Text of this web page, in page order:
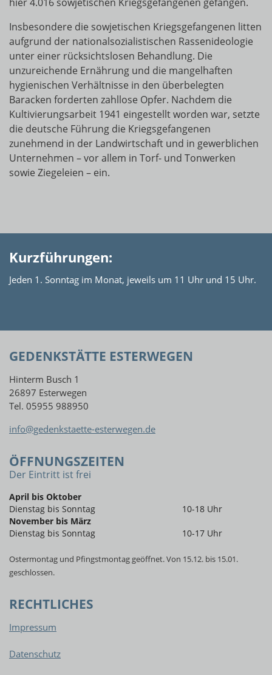
Insbesondere die sowjetischen Kriegsgefangenen litten
aufgrund der nationalsozialistischen Rassenideologie
unter einer rücksichtslosen Behandlung. Die
unzureichende Ernährung und die mangelhaften
hygienischen Verhältnisse in den überbelegten
Baracken forderten zahllose Opfer. Nachdem die
Kultivierungsarbeit 1941 eingestellt worden war, setzte
die deutsche Führung die Kriegsgefangenen
zunehmend in der Landwirtschaft und in gewerblichen
Unternehmen – vor allem in Torf- und Tonwerken
sowie Ziegeleien – ein.
Kurzführungen:
Jeden 1. Sonntag im Monat, jeweils um 11 Uhr und 15 Uhr.
GEDENKSTÄTTE ESTERWEGEN
Hinterm Busch 1
26897 Esterwegen
Tel. 05955 988950
info@gedenkstaette-esterwegen.de
ÖFFNUNGSZEITEN
Der Eintritt ist frei
April bis Oktober
Dienstag bis Sonntag
10-18 Uhr
November bis März
Dienstag bis Sonntag
10-17 Uhr
Ostermontag und Pfingstmontag geöffnet. Von 15.12. bis 15.01.
geschlossen.
RECHTLICHES
Impressum
Datenschutz